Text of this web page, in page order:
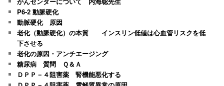
P6-2 動脈硬化
動脈硬化 原因
老化（動脈硬化）の本質 インスリン低値は心血管リスクを低
下させる
老化の原因・アンチエージング
糖尿病 質問 Ｑ＆Ａ
ＤＰＰ－４阻害薬 腎機能悪化する